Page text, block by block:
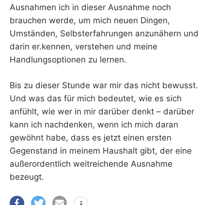
Ausnahmen ich in dieser Ausnahme noch
brauchen werde, um mich neuen Dingen,
Umständen, Selbsterfahrungen anzunähern und
darin er.kennen, verstehen und meine
Handlungsoptionen zu lernen.
Bis zu dieser Stunde war mir das nicht bewusst.
Und was das für mich bedeutet, wie es sich
anfühlt, wie wer in mir darüber denkt – darüber
kann ich nachdenken, wenn ich mich daran
gewöhnt habe, dass es jetzt einen ersten
Gegenstand in meinem Haushalt gibt, der eine
außerordentlich weitreichende Ausnahme
bezeugt.